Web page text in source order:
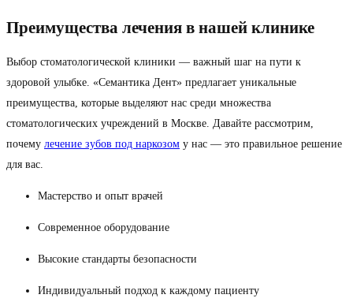
Преимущества лечения в нашей клинике
Выбор стоматологической клиники — важный шаг на пути к
здоровой улыбке. «Семантика Дент» предлагает уникальные
преимущества, которые выделяют нас среди множества
стоматологических учреждений в Москве. Давайте рассмотрим,
почему лечение зубов под наркозом у нас — это правильное решение
для вас.
Мастерство и опыт врачей
Современное оборудование
Высокие стандарты безопасности
Индивидуальный подход к каждому пациенту